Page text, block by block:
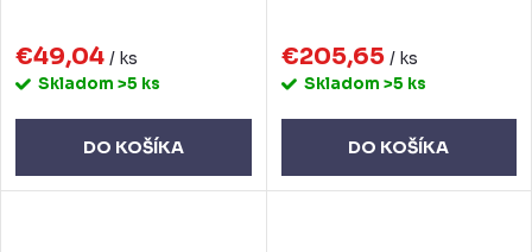
€49,04 / ks
Skladom >5 ks
DO KOŠÍKA
€205,65 / ks
Skladom >5 ks
DO KOŠÍKA